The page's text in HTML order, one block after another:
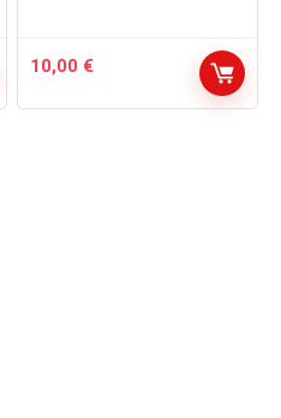
10,00 €